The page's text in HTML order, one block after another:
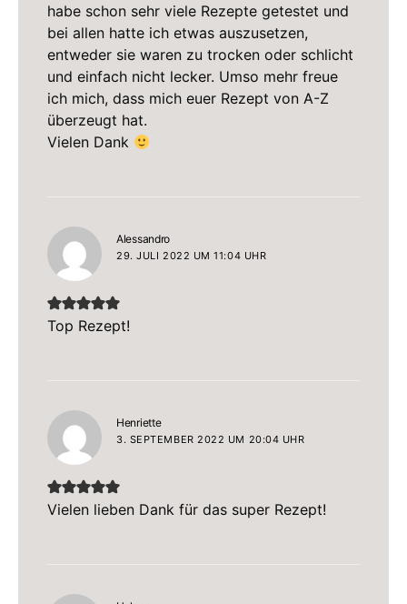
habe schon sehr viele Rezepte getestet und
bei allen hatte ich etwas auszusetzen,
entweder sie waren zu trocken oder schlicht
und einfach nicht lecker. Umso mehr freue
ich mich, dass mich euer Rezept von A-Z
überzeugt hat.
Vielen Dank
Alessandro
29. JULI 2022 UM 11:04 UHR
Top Rezept!
Henriettesagt:
3. SEPTEMBER 2022 UM 20:04 UHR
Vielen lieben Dank für das super Rezept!